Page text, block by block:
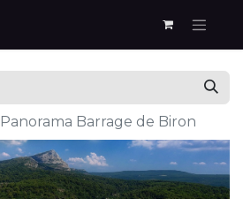
Panorama Barrage de Biron